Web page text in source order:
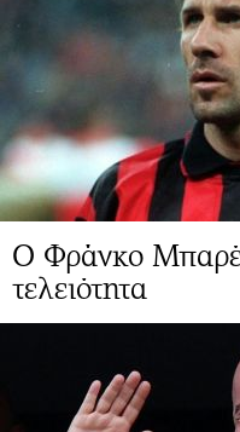
Ο Φράνκο
τελειότητα